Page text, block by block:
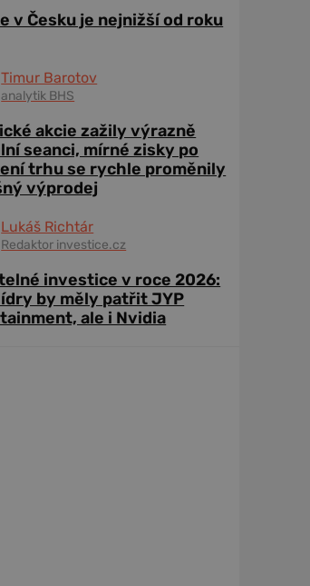
v Česku je nejnižší od roku
Timur Barotov
analytik BHS
akcie zažily výrazně
seanci, mírné zisky po
trhu se rychle proměnily
výprodej
Lukáš Richtár
Redaktor investice.cz
investice v roce 2026:
by měly patřit JYP
ale i Nvidia